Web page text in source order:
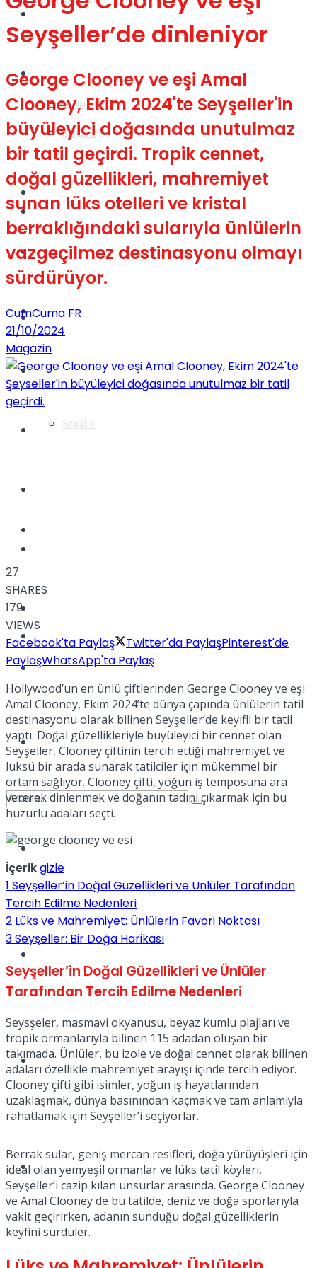
Videolar
Gündem
Yaşam
Sağlık
Kadınca
Dünya
Türkiye
Sinema
Tatil
Gündem
Yaşam
Sağlık
TV
Kadınca
Dünya
Türkiye
Müzik
Podcast
No Result
View All Result
Seyşeller’de dinleniyor
George Clooney ve eşi Amal
Clooney, Ekim 2024'te Seyşeller'in
büyüleyici doğasında unutulmaz
bir tatil geçirdi. Tropik cennet,
doğal güzellikleri, mahremiyet
sunan lüks otelleri ve kristal
berraklığındaki sularıyla ünlülerin
vazgeçilmez destinasyonu olmayı
sürdürüyor.
CumCuma FR
21/10/2024
Magazin
27
SHARES
179
VIEWS
Facebook'ta Paylaş
Twitter'da PaylaşPinterest'de
PaylaşWhatsApp'ta Paylaş
Hollywood’un en ünlü çiftlerinden George Clooney ve eşi
Amal Clooney, Ekim 2024’te dünya çapında ünlülerin tatil
destinasyonu olarak bilinen Seyşeller’de keyifli bir tatil
yaptı. Doğal güzellikleriyle büyüleyici bir cennet olan
Seyşeller, Clooney çiftinin tercih ettiği mahremiyet ve
lüksü bir arada sunarak tatilciler için mükemmel bir
ortam sağlıyor. Clooney çifti, yoğun iş temposuna ara
vererek dinlenmek ve doğanın tadını çıkarmak için bu
huzurlu adaları seçti.
İçerikgizle
1 Seyşeller’in Doğal Güzellikleri ve Ünlüler Tarafından
Tercih Edilme Nedenleri
2 Lüks ve Mahremiyet: Ünlülerin Favori Noktası
3Seyşeller: Bir Doğa Harikası
Seyşeller’in Doğal Güzellikleri ve Ünlüler
Tarafından Tercih Edilme Nedenleri
Seysşeler, masmavi okyanusu, beyaz kumlu plajları ve
tropik ormanlarıyla bilinen 115 adadan oluşan bir
takımada. Ünlüler, bu izole ve doğal cennet olarak bilinen
adaları özellikle mahremiyet arayışı içinde tercih ediyor.
Clooney çifti gibi isimler, yoğun iş hayatlarından
uzaklaşmak, dünya basınından kaçmak ve tam anlamıyla
rahatlamak için Seyşeller’i seçiyorlar.
Berrak sular, geniş mercan resifleri, doğa yürüyüşleri için
ideal olan yemyeşil ormanlar ve lüks tatil köyleri,
Seyşeller’i cazip kılan unsurlar arasında. George Clooney
ve Amal Clooney de bu tatilde, deniz ve doğa sporlarıyla
vakit geçirirken, adanın sunduğu doğal güzelliklerin
keyfini sürdüler.